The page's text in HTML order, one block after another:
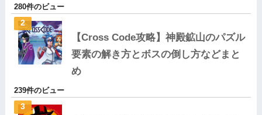
280件のビュー
【Cross Code攻略】神殿鉱山のパズル
要素の解き方とボスの倒し方などまと
め
239件のビュー